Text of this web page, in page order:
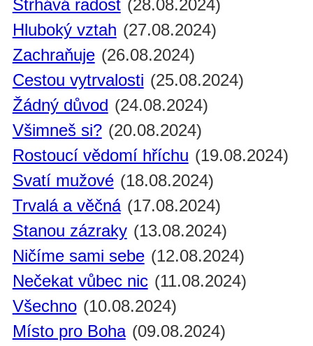
Strhává radost (28.08.2024)
Hluboký vztah (27.08.2024)
Zachraňuje (26.08.2024)
Cestou vytrvalosti (25.08.2024)
Žádný důvod (24.08.2024)
Všimneš si? (20.08.2024)
Rostoucí vědomí hříchu (19.08.2024)
Svatí mužové (18.08.2024)
Trvalá a věčná (17.08.2024)
Stanou zázraky (13.08.2024)
Ničíme sami sebe (12.08.2024)
Nečekat vůbec nic (11.08.2024)
Všechno (10.08.2024)
Místo pro Boha (09.08.2024)